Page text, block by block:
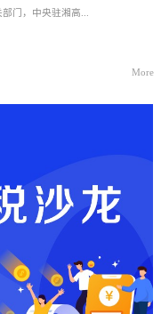
门，中央驻湘高...
More